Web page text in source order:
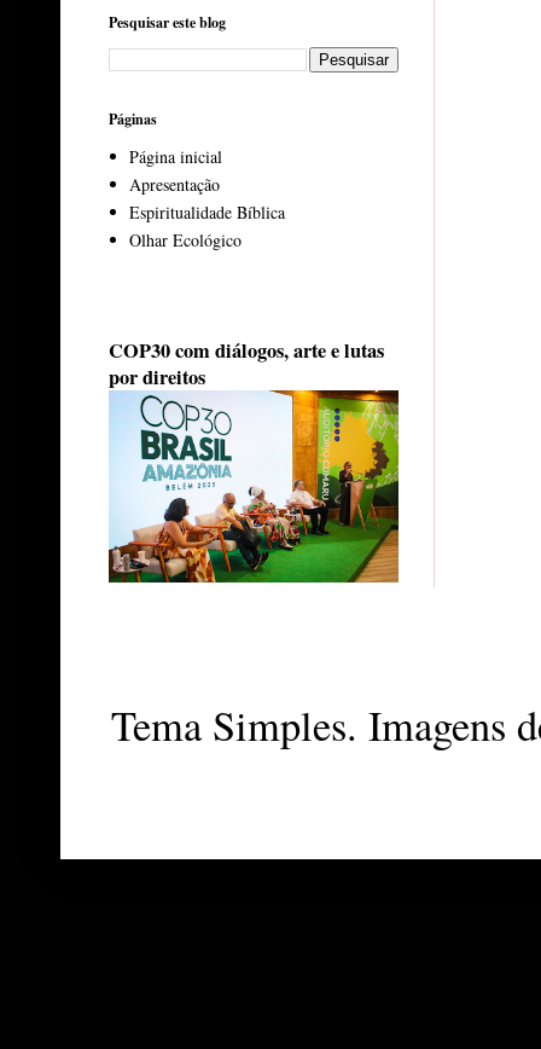
Pesquisar este blog
Páginas
Página inicial
Apresentação
Espiritualidade Bíblica
Olhar Ecológico
COP30 com diálogos, arte e lutas
por direitos
Tema Simples. Imagens